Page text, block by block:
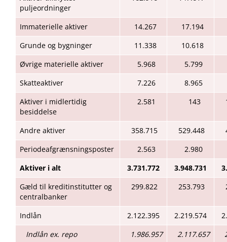
puljeordninger
Immaterielle aktiver 14.267 17.194
Grunde og bygninger
11.338 10.618
Øvrige materielle aktiver
5.968 5.799
Skatteaktiver
7.226 8.965
Aktiver i midlertidig
besiddelse
2.581 143
Andre aktiver 358.715 529.448
Periodeafgrænsningsposter
2.563 2.980
Aktiver i alt
3.731.772 3.948.731
Gæld til kreditinstitutter og
centralbanker
299.822 253.793
Indlån 2.122.395 2.219.574
Indlån ex. repo
1.986.957 2.117.657